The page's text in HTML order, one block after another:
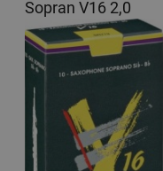
Sopran V16 2,0